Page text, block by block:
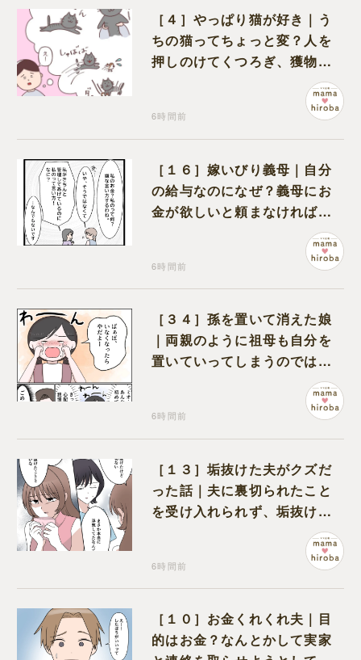
［４］やっぱり猫が好き｜う
ちの猫ってちょっと変？人を
押しのけてくつろぎ、獲物に
も物怖じしない鋼のハート
6時間前
［１６］嫁いびり義母｜自分
の給与なのになぜ？義母にお
金が欲しいと頼まなければな
6時間前
［３４］孫を置いて消えた娘
｜両親のように祖母も自分を
置いていってしまうのでは？
と怯えて泣く孫に心が痛む
6時間前
［１３］垢抜けた夫がクズだ
った話｜夫に裏切られたこと
を受け入れられず、垢抜けた
ことが関係しているのかと嘆
6時間前
［１０］お金くれくれ夫｜目
的はお金？なんとかして実家